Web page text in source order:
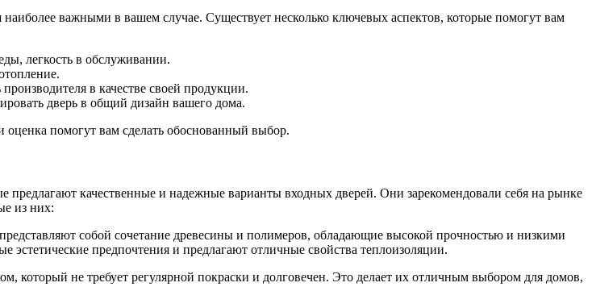
важными в вашем случае. Существует несколько ключевых аспектов, которые помогут вам
легкость в обслуживании.
в качестве своей продукции.
дверь в общий дизайн вашего дома.
помогут вам сделать обоснованный выбор.
качественные и надежные варианты входных дверей. Они зарекомендовали себя на рынке
из них:
собой сочетание древесины и полимеров, обладающие высокой прочностью и низкими
предпочтения и предлагают отличные свойства теплоизоляции.
который не требует регулярной покраски и долговечен. Это делает их отличным выбором для домов,